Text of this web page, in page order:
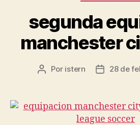
segunda
manchester
Autor
entrada
Por istern
Fecha
entrada
28 de